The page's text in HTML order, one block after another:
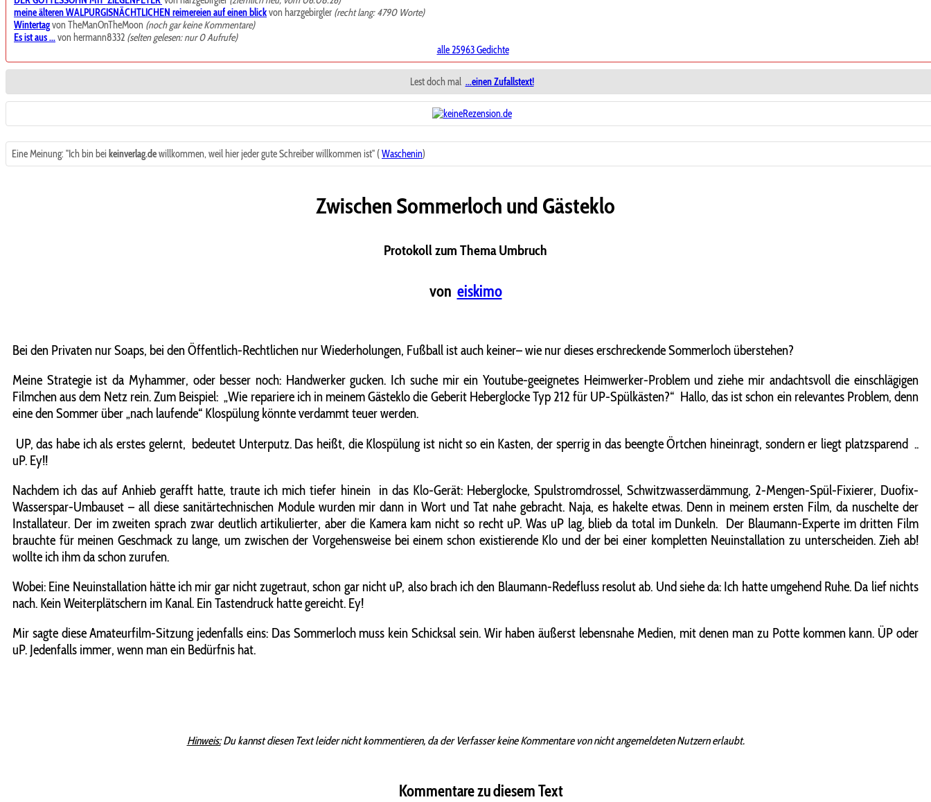
meine älteren WALPURGISNÄCHTLICHEN reimereien auf einen blickvon harzgebirgler (recht lang: 4790 Worte)
Wintertagvon TheManOnTheMoon (noch gar keine Kommentare)
Es ist aus ...von hermann8332 (selten gelesen: nur 0 Aufrufe)
alle 25963 Gedichte
Lest doch mal ...einen Zufallstext!
Eine Meinung: "Ich bin bei keinverlag.dewillkommen, weil hier jeder gute Schreiber willkommen ist" (Waschenin)
Zwischen Sommerloch und Gästeklo
Protokoll zum Thema Umbruch
von eiskimo
Bei den Privaten nur Soaps, bei den Öffentlich-Rechtlichen nur Wiederholungen, Fußball ist auch keiner– wie nur dieses erschreckende Sommerloch überstehen?
Meine Strategie ist da Myhammer, oder besser noch: Handwerker gucken. Ich suche mir ein Youtube-geeignetes Heimwerker-Problem und ziehe mir andachtsvoll die einschlägigen
Filmchen aus dem Netz rein. Zum Beispiel: „Wie repariere ich in meinem Gästeklo die Geberit Heberglocke Typ 212 für UP-Spülkästen?“ Hallo, das ist schon ein relevantes Problem, denn
eine den Sommer über „nach laufende“ Klospülung könnte verdammt teuer werden.
UP, das habe ich als erstes gelernt, bedeutet Unterputz. Das heißt, die Klospülung ist nicht so ein Kasten, der sperrig in das beengte Örtchen hineinragt, sondern er liegt platzsparend ..
uP. Ey!!
Nachdem ich das auf Anhieb gerafft hatte, traute ich mich tiefer hinein in das Klo-Gerät: Heberglocke, Spulstromdrossel, Schwitzwasserdämmung, 2-Mengen-Spül-Fixierer, Duofix-
Wasserspar-Umbauset – all diese sanitärtechnischen Module wurden mir dann in Wort und Tat nahe gebracht. Naja, es hakelte etwas. Denn in meinem ersten Film, da nuschelte der
Installateur. Der im zweiten sprach zwar deutlich artikulierter, aber die Kamera kam nicht so recht uP. Was uP lag, blieb da total im Dunkeln. Der Blaumann-Experte im dritten Film
brauchte für meinen Geschmack zu lange, um zwischen der Vorgehensweise bei einem schon existierende Klo und der bei einer kompletten Neuinstallation zu unterscheiden. Zieh ab!
wollte ich ihm da schon zurufen.
Wobei: Eine Neuinstallation hätte ich mir gar nicht zugetraut, schon gar nicht uP, also brach ich den Blaumann-Redefluss resolut ab. Und siehe da: Ich hatte umgehend Ruhe. Da lief nichts
nach. Kein Weiterplätschern im Kanal. Ein Tastendruck hatte gereicht. Ey!
Mir sagte diese Amateurfilm-Sitzung jedenfalls eins: Das Sommerloch muss kein Schicksal sein. Wir haben äußerst lebensnahe Medien, mit denen man zu Potte kommen kann. ÜP oder
uP. Jedenfalls immer, wenn man ein Bedürfnis hat.
Hinweis:Du kannst diesen Text leider nicht kommentieren, da der Verfasser keine Kommentare von nicht angemeldeten Nutzern erlaubt.
Kommentare zu diesem Text